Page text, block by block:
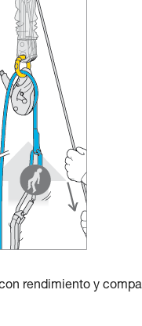
rendimiento y